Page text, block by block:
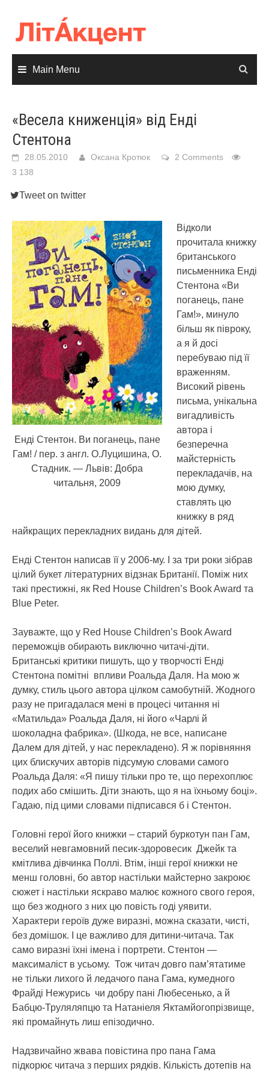
content
Main Menu
«Весела книженція» від Енді
Стентона
28.05.2010 Оксана Кротюк
2 Comments
3 138
Tweet on twitter
Енді Стентон. Ви поганець, пане
Гам! / пер. з англ. О.Луцишина, О.
Стадник. — Львів: Добра
читальня, 2009
Відколи
прочитала книжку
британського
письменника Енді
Стентона «Ви
поганець, пане
Гам!», минуло
більш як півроку,
а я й досі
перебуваю під її
враженням.
Високий рівень
письма, унікальна
вигадливість
автора і
безперечна
майстерність
перекладачів, на
мою думку,
ставлять цю
книжку в ряд
найкращих перекладних видань для дітей.
Енді Стентон написав її у 2006-му. І за три роки зібрав
цілий букет літературних відзнак Британії. Поміж них
такі престижні, як Red House Children’s Book Award та
Blue Peter.
Зауважте, що у Red House Children’s Book Award
переможців обирають виключно читачі-діти.
Британські критики пишуть, що у творчості Енді
Стентона помітні впливи Роальда Даля. На мою ж
думку, стиль цього автора цілком самобутній. Жодного
разу не пригадалася мені в процесі читання ні
«Матильда» Роальда Даля, ні його «Чарлі й
шоколадна фабрика». (Шкода, не все, написане
Далем для дітей, у нас перекладено). Я ж порівняння
цих блискучих авторів підсумую словами самого
Роальда Даля: «Я пишу тільки про те, що перехоплює
подих або смішить. Діти знають, що я на їхньому боці».
Гадаю, під цими словами підписався б і Стентон.
Головні герої його книжки – старий буркотун пан Гам,
веселий невгамовний песик-здоровесик Джейк та
кмітлива дівчинка Поллі. Втім, інші герої книжки не
менш головні, бо автор настільки майстерно закроює
сюжет і настільки яскраво малює кожного свого героя,
що без жодного з них цю повість годі уявити.
Характери героїв дуже виразні, можна сказати, чисті,
без домішок. І це важливо для дитини-читача. Так
само виразні їхні імена і портрети. Стентон —
максималіст в усьому. Тож читач довго пам’ятатиме
не тільки лихого й ледачого пана Гама, кумедного
Фрайді Нежурись чи добру пані Любесенько, а й
Бабцю-Труляляпцю та Натаніеля Яктамйогопрізвище,
які промайнуть лиш епізодично.
Надзвичайно жвава повістина про пана Гама
підкорює читача з перших рядків. Кількість дотепів на